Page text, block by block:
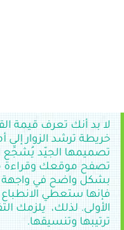
لا بد أنك تعرف قيمة
خريطة ترشد الزوار
تصميمها الجيّد يُشجِّع
تصفح موقعك وقراءة
بشكل واضح في واجهة
فإنها ستعطي
الأولى. لذلك، يلزمك
ترتيبها وتنسيقها.